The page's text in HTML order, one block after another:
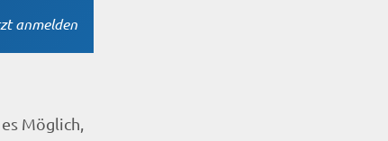
anmelden
Möglich,